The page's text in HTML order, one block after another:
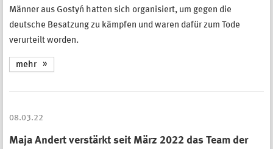
Männer aus Gostyń hatten sich organisiert, um gegen die
deutsche Besatzung zu kämpfen und waren dafür zum Tode
verurteilt worden.
mehr
08.03.22
Maja Andert verstärkt seit März 2022 das Team der